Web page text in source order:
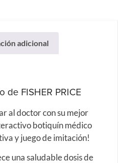
adicional
de FISHER PRICE
al doctor con su mejor
botiquín médico
y juego de imitación!
una saludable dosis de